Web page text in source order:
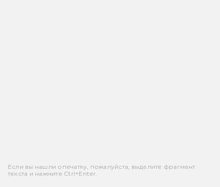
Если вы нашли опечатку, пожалуйста, выделите фрагмент
текста и нажмите Ctrl+Enter.